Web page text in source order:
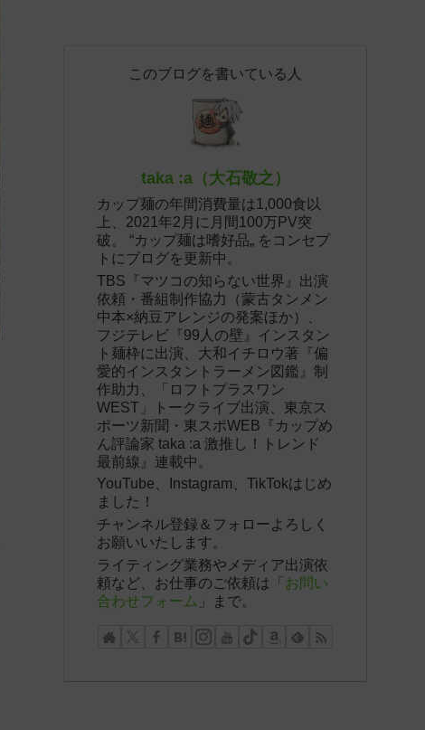
このブログを書いている人
taka :a（大石敬之）
カップ麺の年間消費量は1,000食以
上、2021年2月に月間100万PV突
破。 “カップ麺は嗜好品„ をコンセプ
トにブログを更新中。
TBS『マツコの知らない世界』出演
依頼・番組制作協力（蒙古タンメン
中本×納豆アレンジの発案ほか）、
フジテレビ『99人の壁』インスタン
ト麺枠に出演、大和イチロウ著『偏
愛的インスタントラーメン図鑑』制
作助力、「ロフトプラスワン
WEST」トークライブ出演、東京ス
ポーツ新聞・東スポWEB『カップめ
ん評論家 taka :a 激推し！トレンド
最前線』連載中。
YouTube、Instagram、TikTokはじめ
ました！
チャンネル登録＆フォローよろしく
お願いいたします。
ライティング業務やメディア出演依
頼など、お仕事のご依頼は「 お問い
合わせフォーム 」まで。